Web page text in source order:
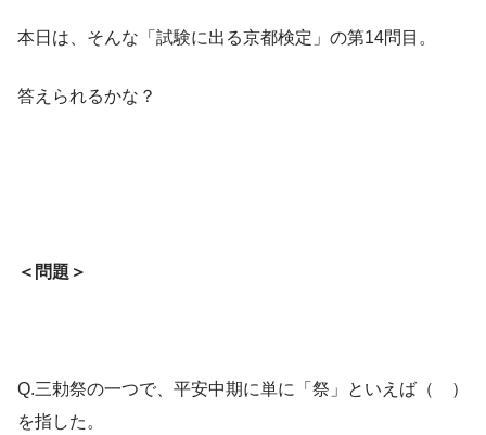
本日は、そんな「試験に出る京都検定」の第14問目。
答えられるかな？
＜問題＞
Q.三勅祭の一つで、平安中期に単に「祭」といえば（ ）
を指した。